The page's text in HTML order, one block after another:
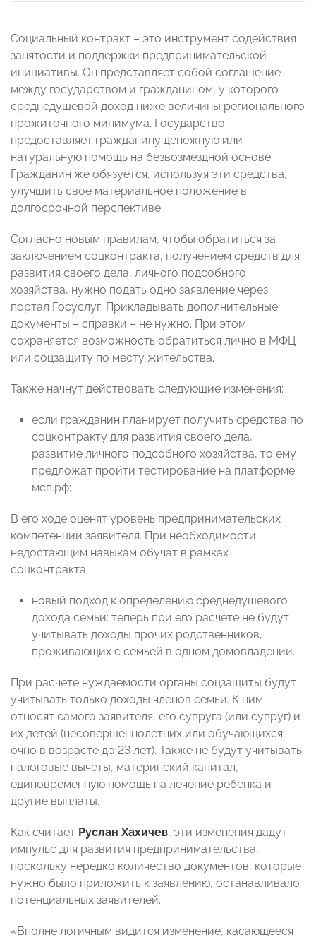
Социальный контракт – это инструмент содействия
занятости и поддержки предпринимательской
инициативы. Он представляет собой соглашение
между государством и гражданином, у которого
среднедушевой доход ниже величины регионального
прожиточного минимума. Государство
предоставляет гражданину денежную или
натуральную помощь на безвозмездной основе.
Гражданин же обязуется, используя эти средства,
улучшить свое материальное положение в
долгосрочной перспективе.
Согласно новым правилам, чтобы обратиться за
заключением соцконтракта, получением средств для
развития своего дела, личного подсобного
хозяйства, нужно подать одно заявление через
портал Госуслуг. Прикладывать дополнительные
документы – справки – не нужно. При этом
сохраняется возможность обратиться лично в МФЦ
или соцзащиту по месту жительства.
Также начнут действовать следующие изменения:
если гражданин планирует получить средства по
соцконтракту для развития своего дела,
развитие личного подсобного хозяйства, то ему
предложат пройти тестирование на платформе
мсп.рф;
В его ходе оценят уровень предпринимательских
компетенций заявителя. При необходимости
недостающим навыкам обучат в рамках
соцконтракта.
новый подход к определению среднедушевого
дохода семьи: теперь при его расчете не будут
учитывать доходы прочих родственников,
проживающих с семьей в одном домовладении.
При расчете нуждаемости органы соцзащиты будут
учитывать только доходы членов семьи. К ним
относят самого заявителя, его супруга (или супруг) и
их детей (несовершеннолетних или обучающихся
очно в возрасте до 23 лет). Также не будут учитывать
налоговые вычеты, материнский капитал,
единовременную помощь на лечение ребенка и
другие выплаты.
Как считает Руслан Хахичев, эти изменения дадут
импульс для развития предпринимательства,
поскольку нередко количество документов, которые
нужно было приложить к заявлению, останавливало
потенциальных заявителей.
«Вполне логичным видится изменение, касающееся